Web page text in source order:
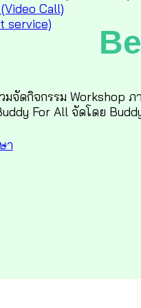
Call)
service)
า
จัดกิจกรรม Workshop ภ
For All จัดโดย